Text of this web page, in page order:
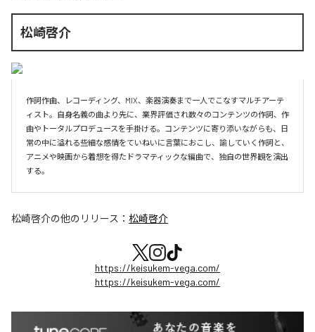
松崎啓介
作詞作曲、レコーディング、MIX、楽器演奏まで一人でこなすマルチアーテ
ィスト。自身名義の曲より先に、業界評価され数々のコンテンツの作詞、作
曲やトータルプロデュースを手掛ける。コンテンツに寄り添いながらも、日
常の中に溢れる些細な感情をていねいに言葉におこし、諭していく作詞と、
アニメや映画から着想を得たドラマティックな編曲で、独自の世界観を演出
する。
松崎啓介の他のリリース： 松崎啓介
https://keisukem-vega.com/
https://keisukem-vega.com/